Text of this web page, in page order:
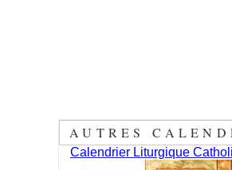
AUTRES
Calendrier Liturgique